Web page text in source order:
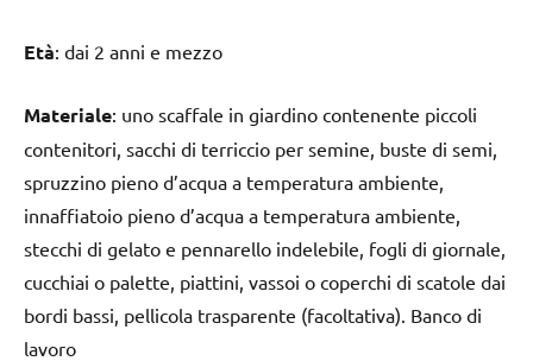
Età: dai 2 anni e mezzo
Materiale: uno scaffale in giardino contenente piccoli
contenitori, sacchi di terriccio per semine, buste di semi,
spruzzino pieno d’acqua a temperatura ambiente,
innaffiatoio pieno d’acqua a temperatura ambiente,
stecchi di gelato e pennarello indelebile, fogli di giornale,
cucchiai o palette, piattini, vassoi o coperchi di scatole dai
bordi bassi, pellicola trasparente (facoltativa). Banco di
lavoro